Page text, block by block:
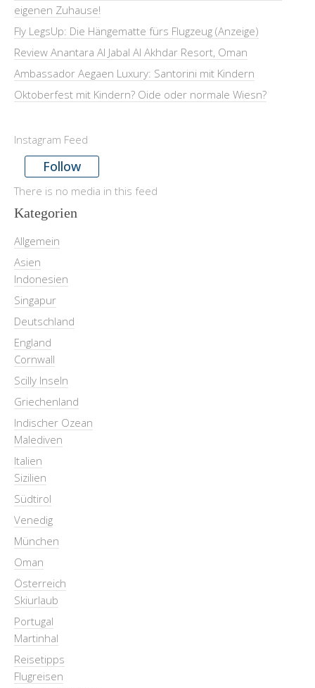
eigenen Zuhause!
Fly LegsUp: Die Hängematte fürs Flugzeug (Anzeige)
Review Anantara Al Jabal Al Akhdar Resort, Oman
Ambassador Aegaen Luxury: Santorini mit Kindern
Oktoberfest mit Kindern? Oide oder normale Wiesn?
Instagram Feed
Follow
There is no media in this feed
Kategorien
Allgemein
Asien
Indonesien
Singapur
Deutschland
England
Cornwall
Scilly Inseln
Griechenland
Indischer Ozean
Malediven
Italien
Sizilien
Südtirol
Venedig
München
Oman
Österreich
Skiurlaub
Portugal
Martinhal
Reisetipps
Flugreisen